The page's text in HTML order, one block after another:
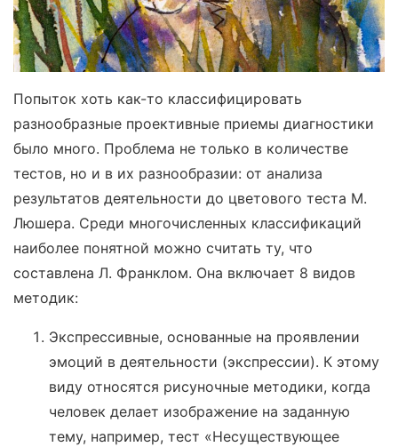
Попыток хоть как-то классифицировать
разнообразные проективные приемы диагностики
было много. Проблема не только в количестве
тестов, но и в их разнообразии: от анализа
результатов деятельности до цветового теста М.
Люшера. Среди многочисленных классификаций
наиболее понятной можно считать ту, что
составлена Л. Франклом. Она включает 8 видов
методик:
Экспрессивные, основанные на проявлении
эмоций в деятельности (экспрессии). К этому
виду относятся рисуночные методики, когда
человек делает изображение на заданную
тему, например, тест «Несуществующее